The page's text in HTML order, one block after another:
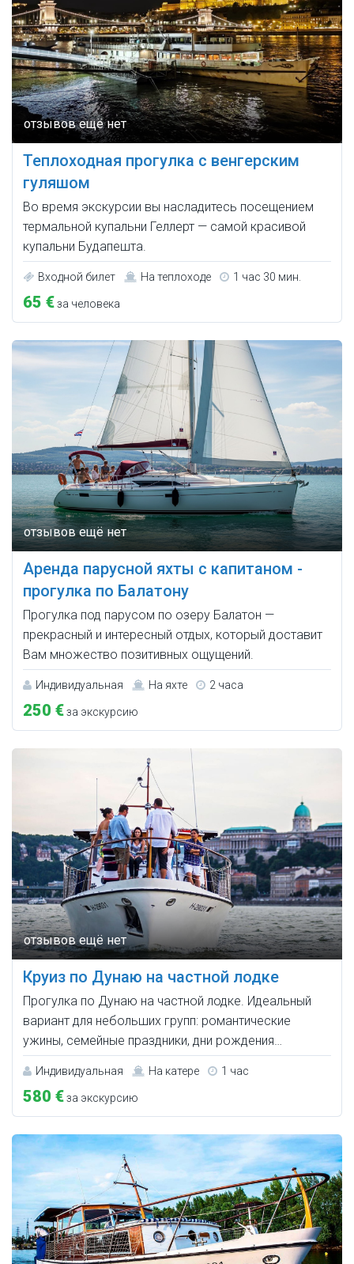
Теплоходная прогулка с венгерским
гуляшом
Во время экскурсии вы насладитесь посещением
термальной купальни Геллерт — самой красивой
купальни Будапешта.
Входной билет На теплоходе 1 час 30 мин.
65 €за человека
Аренда парусной яхты с капитаном -
прогулка по Балатону
Прогулка под парусом по озеру Балатон —
прекрасный и интересный отдых, который доставит
Вам множество позитивных ощущений.
Индивидуальная На яхте 2 часа
250 €за экскурсию
Круиз по Дунаю на частной лодке
Прогулка по Дунаю на частной лодке. Идеальный
вариант для небольших групп: романтические
ужины, семейные праздники, дни рождения…
Индивидуальная На катере 1 час
580 €за экскурсию